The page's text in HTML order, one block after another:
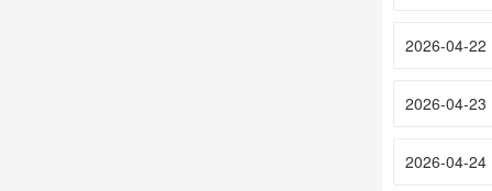
2026-04-22
2026-04-23
2026-04-24